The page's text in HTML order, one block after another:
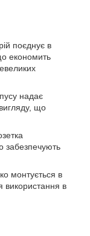
поєднує в
економить
надає
що
забезпечують
монтується в
використання в